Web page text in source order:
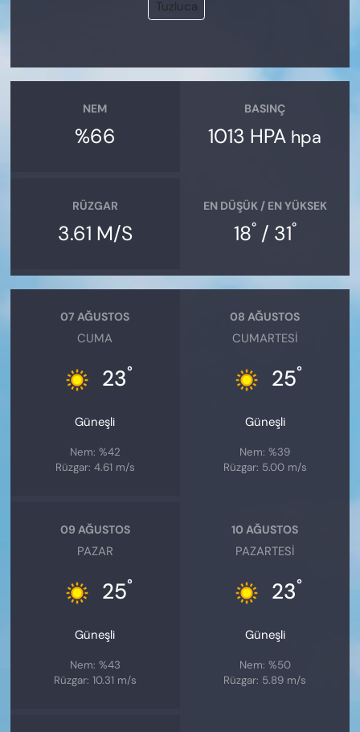
Tuzluca
NEM
%66
BASINÇ
1013 HPA hpa
RÜZGAR
3.61 M/S
EN DÜŞÜK / EN YÜKSEK
18°/ 31°
07 AĞUSTOS
CUMA
23°
Güneşli
Nem: %42
Rüzgar: 4.61 m/s
08 AĞUSTOS
CUMARTESI
25°
Güneşli
Nem: %39
Rüzgar: 5.00 m/s
09 AĞUSTOS
PAZAR
25°
Güneşli
Nem: %43
Rüzgar: 10.31 m/s
10 AĞUSTOS
PAZARTESI
23°
Güneşli
Nem: %50
Rüzgar: 5.89 m/s
VAN VE DİYARBAKIR HABERLERİ